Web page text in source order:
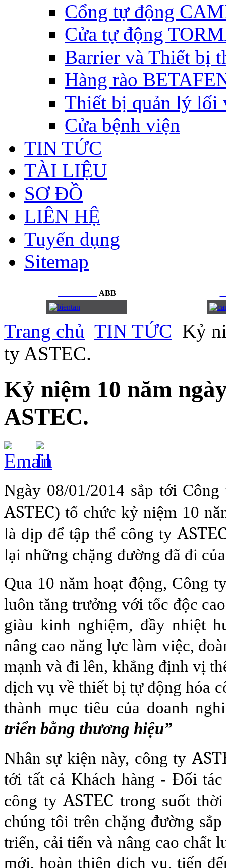
Cổng tự động
Cửa tự động
Barrier và Thiết bị
Hàng rào
Thiết bị quản lý lối
Cửa bệnh viện
TIN TỨC
TÀI LIỆU
SƠ ĐỒ
LIÊN HỆ
Tuyển dụng
Sitemap
ABB
Trang chủ TIN TỨC Kỷ
ty ASTEC.
Kỷ niệm 10 năm
ASTEC.
Ngày 08/01/2014 sắp tới
ASTEC) tổ chức kỷ niệm 10
là dịp để tập thể công ty
lại những chặng đường đã đi
Qua 10 năm hoạt động, Công
luôn tăng trưởng với tốc độc
giàu kinh nghiệm, đầy nhiệt
nâng cao năng lực làm việc,
mạnh và đi lên, khẳng định vị
dịch vụ về thiết bị tự động hóa
thành mục tiêu của doanh
triển bằng thương hiệu”
Nhân sự kiện này, công ty
tới tất cả Khách hàng - Đối
công tyASTEC trong suốt
chúng tôi trên chặng đường
triển, cải tiến và nâng cao chất
mới, hoàn thiện dịch vụ, tiến